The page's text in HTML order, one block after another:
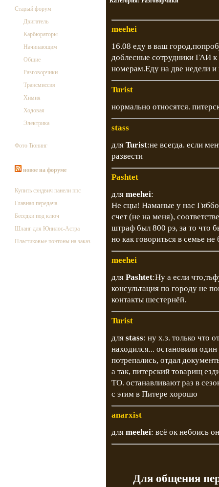
Старый форум
Двигатель
Карбюраторы
Начинающим
Общие
Разговорчики
Трансмиссия
Химия
Ходовая
Электрика
Фото Тюнинг
новое на форуме
Купить сэндвич панели ппс
Главная передача.
Беседки под ключ
Шланг для Юнилос-Астра
Пластиковые понтоны на заказ
meehei
16.08 еду в ваш
доблесные сотрудники ГАИ
номерам.Еду на две недели и
Turist
нормально относятся.
stass
для Turist:не всегда. если
развести
Pashtet
для meehei:
Не сцы! Наманые у нас
счет (не на меня),
штраф был 800 рэ, за то что
но как говориться в семье
meehei
для Pashtet:Ну а если
консультация по городу не
контакты шестернёй.
Turist
для stass: ну х.з. только что
находился... остановили
потрепались, отдал
а так, питерский товарищ
ТО. останавливают раз в
с этим в Питере хорошо
anarxist
для meehei: всё ок небоись
Для общения